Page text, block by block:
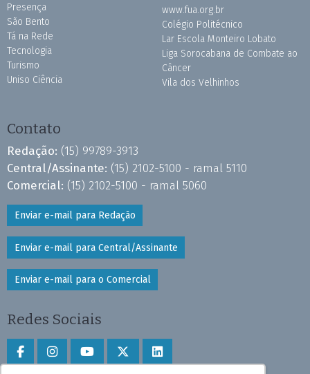
Presença
São Bento
Tá na Rede
Tecnologia
Turismo
Uniso Ciência
www.fua.org.br
Colégio Politécnico
Lar Escola Monteiro Lobato
Liga Sorocabana de Combate ao
Câncer
Vila dos Velhinhos
Contato
Redação: (15) 99789-3913
Central/Assinante: (15) 2102-5100 - ramal 5110
Comercial: (15) 2102-5100 - ramal 5060
Enviar e-mail para Redação
Enviar e-mail para Central/Assinante
Enviar e-mail para o Comercial
Redes Sociais